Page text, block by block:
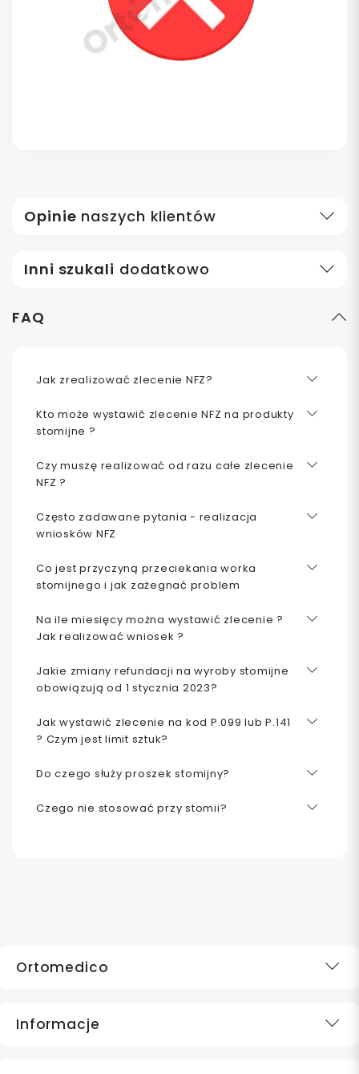
Opinie naszych klientów
Inni szukali dodatkowo
FAQ
Jak zrealizować zlecenie NFZ?
Kto może wystawić zlecenie NFZ na produkty
stomijne ?
Czy muszę realizować od razu całe zlecenie
NFZ ?
Często zadawane pytania - realizacja
wniosków NFZ
Co jest przyczyną przeciekania worka
stomijnego i jak zażegnać problem
Na ile miesięcy można wystawić zlecenie ?
Jak realizować wniosek ?
Jakie zmiany refundacji na wyroby stomijne
obowiązują od 1 stycznia 2023?
Jak wystawić zlecenie na kod P.099 lub P.141
? Czym jest limit sztuk?
Do czego służy proszek stomijny?
Czego nie stosować przy stomii?
Ortomedico
Informacje